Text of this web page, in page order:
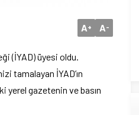
A+ A-
(İYAD) üyesi oldu.
tamalayan İYAD’ın
gazetenin ve basın